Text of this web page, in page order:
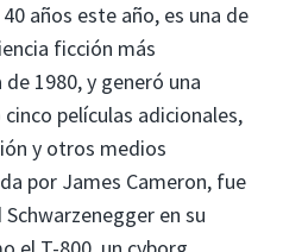
años este año, es una de
ficción más
1980, y generó una
películas adicionales,
y otros medios
por James Cameron, fue
en su